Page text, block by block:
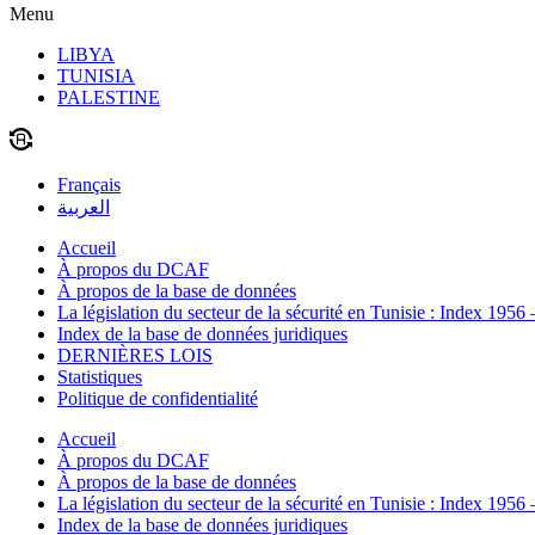
Menu
LIBYA
TUNISIA
PALESTINE
Français
العربية
Accueil
À propos du DCAF
À propos de la base de données
La législation du secteur de la sécurité en Tunisie : Index 1956
Index de la base de données juridiques
DERNIÈRES LOIS
Statistiques
Politique de confidentialité
Accueil
À propos du DCAF
À propos de la base de données
La législation du secteur de la sécurité en Tunisie : Index 1956
Index de la base de données juridiques